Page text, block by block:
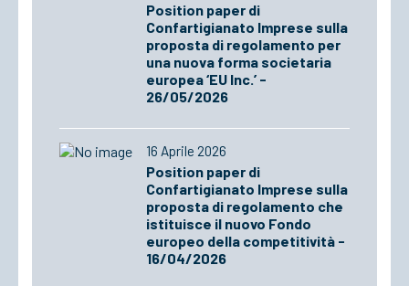
Position paper di
Confartigianato Imprese sulla
proposta di regolamento per
una nuova forma societaria
europea ‘EU Inc.’ -
26/05/2026
16 Aprile 2026
Position paper di
Confartigianato Imprese sulla
proposta di regolamento che
istituisce il nuovo Fondo
europeo della competitività -
16/04/2026